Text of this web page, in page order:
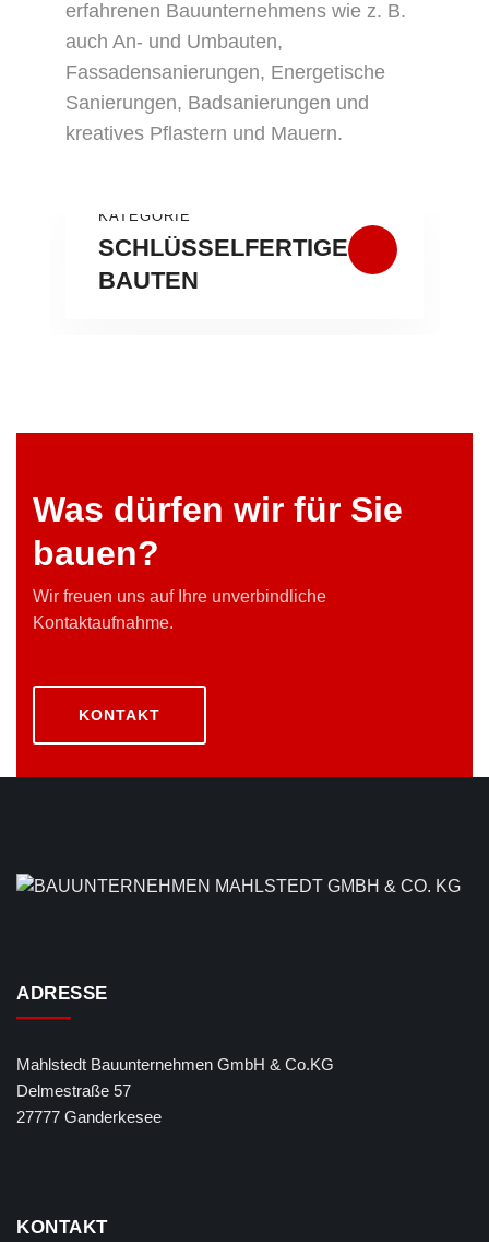
erfahrenen Bauunternehmens wie z. B.
auch An- und Umbauten,
Fassadensanierungen, Energetische
Sanierungen, Badsanierungen und
kreatives Pflastern und Mauern.
KATEGORIE
SCHLÜSSELFERTIGE
BAUTEN
Was dürfen wir für Sie
bauen?
Wir freuen uns auf Ihre unverbindliche
Kontaktaufnahme.
KONTAKT
ADRESSE
Mahlstedt Bauunternehmen GmbH & Co.KG
Delmestraße 57
27777 Ganderkesee
KONTAKT